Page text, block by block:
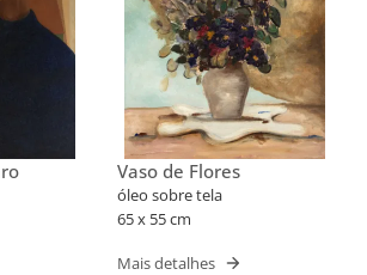
Vaso de Flores
óleo sobre tela
65 x 55 cm
Mais detalhes